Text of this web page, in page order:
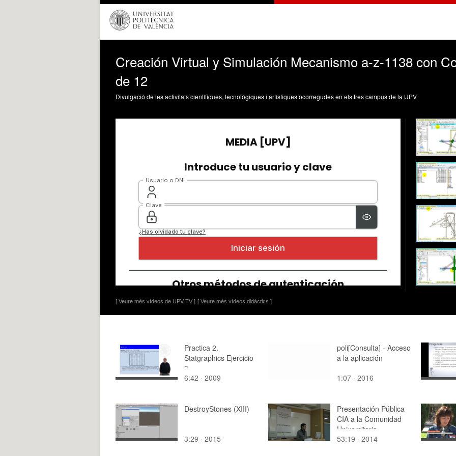
Creación Virtual y Simulación Mecanismo a-z-1138 con
de 12
Divulgació de les activitats científiques, tecnològiques i artístiques ocorregudes en els tres campus de la UPV
[ Veure més vídeos de UPV TV ] [ Veure més vídeos didàctics ]
Practica 2.
Statgraphics Ejercicio
3
6:42 · 2009
poli[Consulta] - Acceso
a la aplicación
1:07 · 2016
DestroyStones (XIII)
3:29 · 2015
Presentación Pública
CIA a la Comunidad
Universitaria
53:19 · 2014